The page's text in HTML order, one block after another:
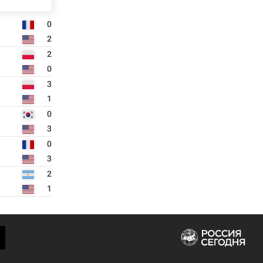
0
2
2
0
3
1
0
3
0
3
2
1